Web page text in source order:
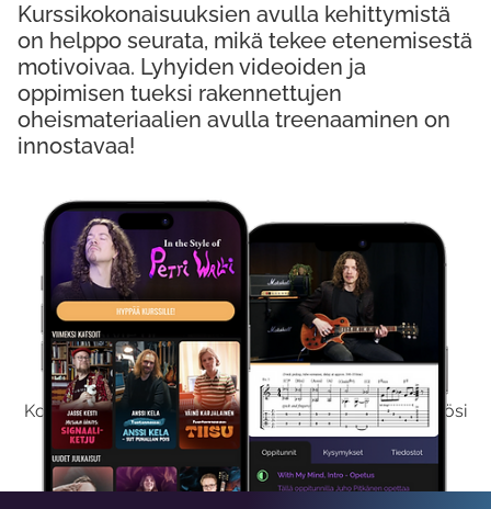
Kokeile Ilmaiseksi
Kokeilemalla ilmaiseksi saat koko sisältömme käyttöösi
viikon ajaksi.
Kurssikokonaisuuksien avulla kehittymistä
on helppo seurata, mikä tekee etenemisestä
motivoivaa. Lyhyiden videoiden ja
oppimisen tueksi rakennettujen
oheismateriaalien avulla treenaaminen on
innostavaa!